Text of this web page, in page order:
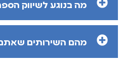
מה בנוגע לשיווק
מהם השירותים